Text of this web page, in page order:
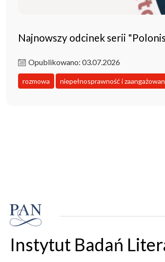
Najnowszy odcinek serii
Opublikowano: 03.07.2026
rozmowa niepełnosprawność i
Instytut Badań